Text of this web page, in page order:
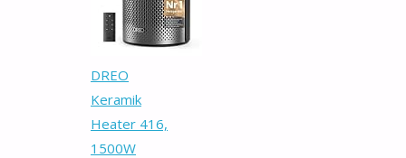
DREO
Keramik
Heater 416,
1500W